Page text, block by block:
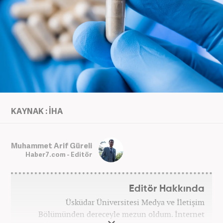
KAYNAK : İHA
Muhammet Arif Güreli
Haber7.com - Editör
Editör Hakkında
Üsküdar Üniversitesi Medya ve İletişim
Bölümünden dereceyle mezun oldum. İnternet